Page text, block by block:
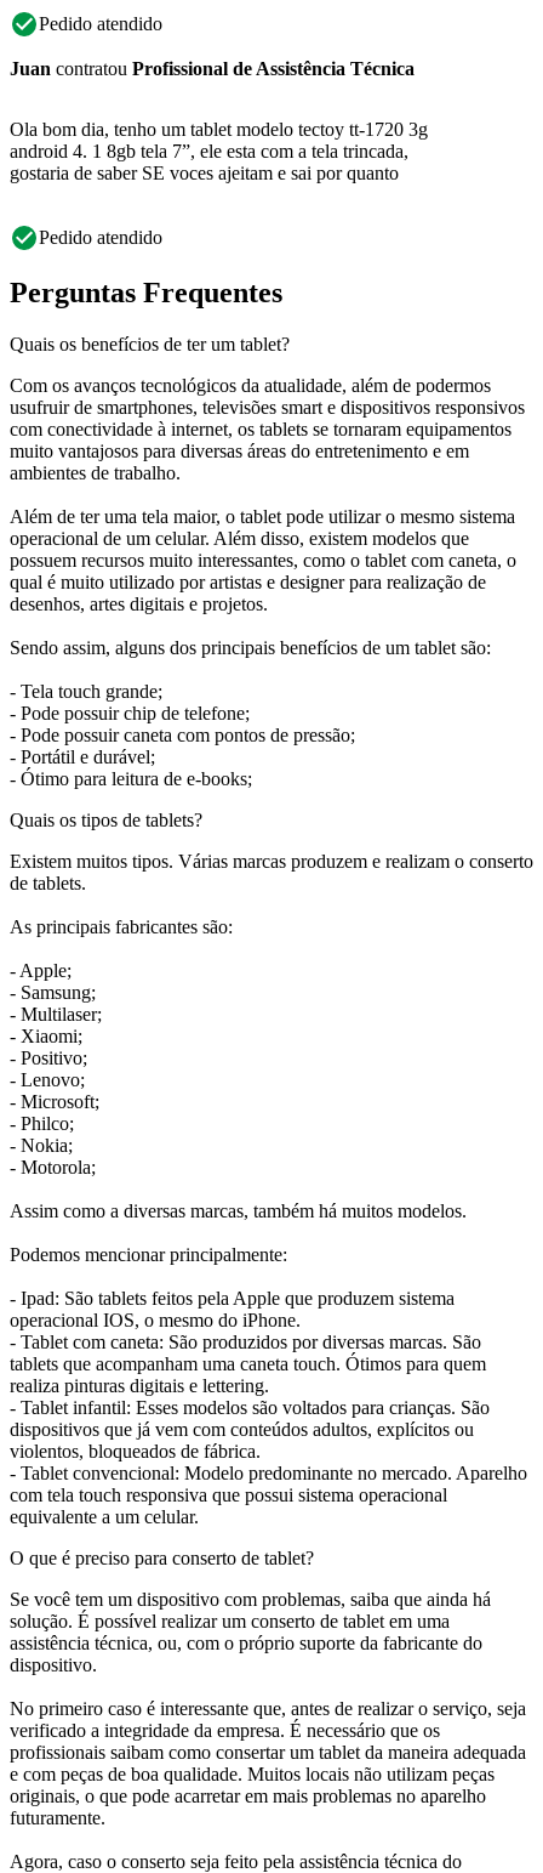
Pedido atendido
Juan contratou Profissional de Assistência Técnica
Ola bom dia, tenho um tablet modelo tectoy tt-1720 3g
android 4. 1 8gb tela 7”, ele esta com a tela trincada,
gostaria de saber SE voces ajeitam e sai por quanto
Pedido atendido
Perguntas Frequentes
Quais os benefícios de ter um tablet?
Com os avanços tecnológicos da atualidade, além de podermos
usufruir de smartphones, televisões smart e dispositivos responsivos
com conectividade à internet, os tablets se tornaram equipamentos
muito vantajosos para diversas áreas do entretenimento e em
ambientes de trabalho.
Além de ter uma tela maior, o tablet pode utilizar o mesmo sistema
operacional de um celular. Além disso, existem modelos que
possuem recursos muito interessantes, como o tablet com caneta, o
qual é muito utilizado por artistas e designer para realização de
desenhos, artes digitais e projetos.
Sendo assim, alguns dos principais benefícios de um tablet são:
- Tela touch grande;
- Pode possuir chip de telefone;
- Pode possuir caneta com pontos de pressão;
- Portátil e durável;
- Ótimo para leitura de e-books;
Quais os tipos de tablets?
Existem muitos tipos. Várias marcas produzem e realizam o conserto
de tablets.
As principais fabricantes são:
- Apple;
- Samsung;
- Multilaser;
- Xiaomi;
- Positivo;
- Lenovo;
- Microsoft;
- Philco;
- Nokia;
- Motorola;
Assim como a diversas marcas, também há muitos modelos.
Podemos mencionar principalmente:
- Ipad: São tablets feitos pela Apple que produzem sistema
operacional IOS, o mesmo do iPhone.
- Tablet com caneta: São produzidos por diversas marcas. São
tablets que acompanham uma caneta touch. Ótimos para quem
realiza pinturas digitais e lettering.
- Tablet infantil: Esses modelos são voltados para crianças. São
dispositivos que já vem com conteúdos adultos, explícitos ou
violentos, bloqueados de fábrica.
- Tablet convencional: Modelo predominante no mercado. Aparelho
com tela touch responsiva que possui sistema operacional
equivalente a um celular.
O que é preciso para conserto de tablet?
Se você tem um dispositivo com problemas, saiba que ainda há
solução. É possível realizar um conserto de tablet em uma
assistência técnica, ou, com o próprio suporte da fabricante do
dispositivo.
No primeiro caso é interessante que, antes de realizar o serviço, seja
verificado a integridade da empresa. É necessário que os
profissionais saibam como consertar um tablet da maneira adequada
e com peças de boa qualidade. Muitos locais não utilizam peças
originais, o que pode acarretar em mais problemas no aparelho
futuramente.
Agora, caso o conserto seja feito pela assistência técnica do